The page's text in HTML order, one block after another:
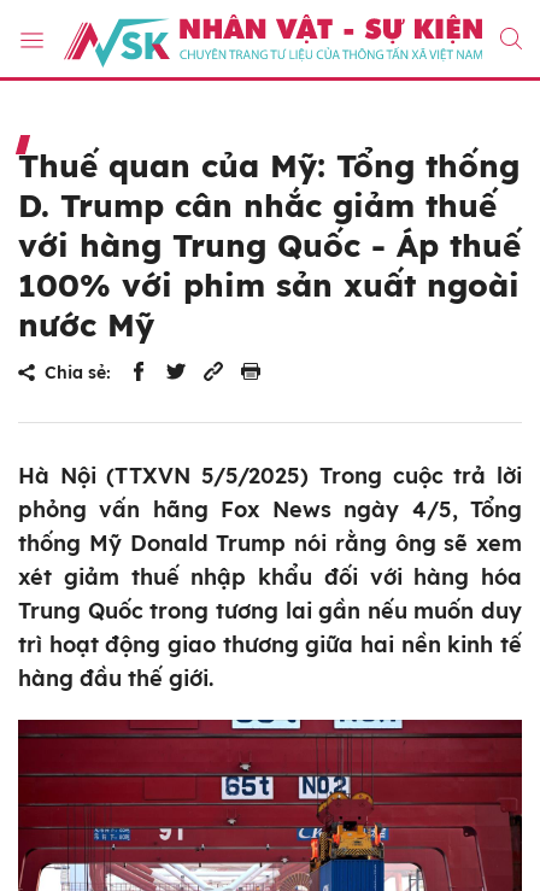
Thuế quan của Mỹ: Tổng thống
D. Trump cân nhắc giảm thuế
với hàng Trung Quốc - Áp thuế
100% với phim sản xuất ngoài
nước Mỹ
Chia sẻ:
Hà Nội (TTXVN 5/5/2025) Trong cuộc trả lời
phỏng vấn hãng Fox News ngày 4/5, Tổng
thống Mỹ Donald Trump nói rằng ông sẽ xem
xét giảm thuế nhập khẩu đối với hàng hóa
Trung Quốc trong tương lai gần nếu muốn duy
trì hoạt động giao thương giữa hai nền kinh tế
hàng đầu thế giới.